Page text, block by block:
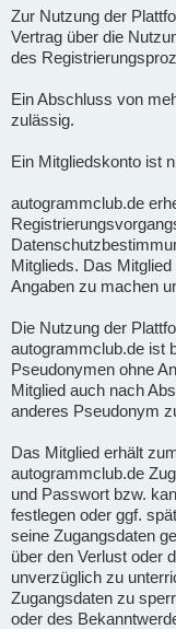
Zur Nutzung der
Vertrag über die
des
Ein Abschluss von
zulässig.
Ein Mitgliedskonto ist
autogrammclub.de
Mitglieds. Das
Angaben zu machen
Die Nutzung der
autogrammclub.de ist
Pseudonymen ohne
Mitglied auch nach
anderes Pseudonym
Das Mitglied erhält
autogrammclub.de
und Passwort bzw.
festlegen oder ggf.
seine Zugangsdaten
über den Verlust oder
unverzüglich zu
Zugangsdaten zu
oder des